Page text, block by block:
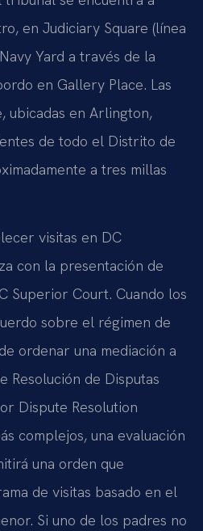
en Judiciary Square (línea
Yard a través de la
en Gallery Place. Las
ubicadas en Arlington,
de todo el Distrito de
a tres millas
visitas en DC
con la presentación de
Superior Court. Cuando los
sobre el régimen de
ordenar una mediación a
Resolución de Disputas
Dispute Resolution
complejos, una evaluación
una orden que
de visitas basado en el
Si uno de los padres no